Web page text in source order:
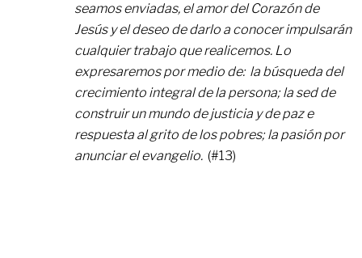
seamos enviadas, el amor del Corazón de
Jesús y el deseo de darlo a conocer impulsarán
cualquier trabajo que realicemos. Lo
expresaremos por medio de: la búsqueda del
crecimiento integral de la persona; la sed de
construir un mundo de justicia y de paz e
respuesta al grito de los pobres; la pasión por
anunciar el evangelio. (#13)